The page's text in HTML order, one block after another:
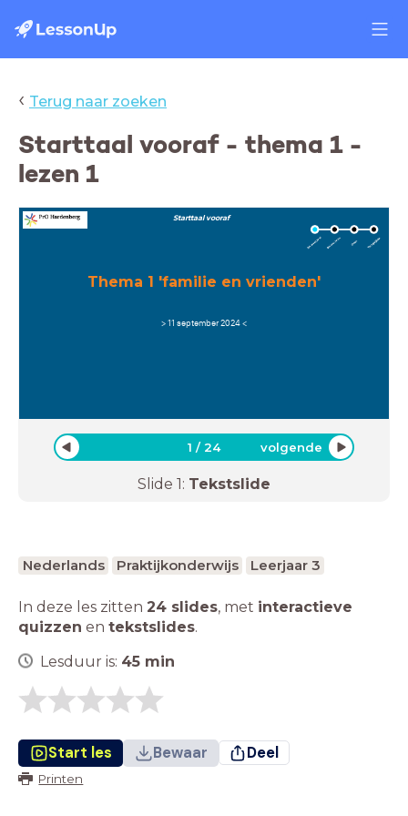
‹ Terug naar zoeken
Starttaal vooraf - thema 1 -
lezen 1
Thema 1 'familie en vrienden'
> 11 september 2024 <
Starttaal vooraf
1 /24 volgende
Slide 1: Tekstslide
Nederlands Praktijkonderwijs Leerjaar 3
In deze les zitten 24 slides, met interactieve
quizzen en tekstslides.
Lesduur is: 45 min
Start les Bewaar Deel
Printen